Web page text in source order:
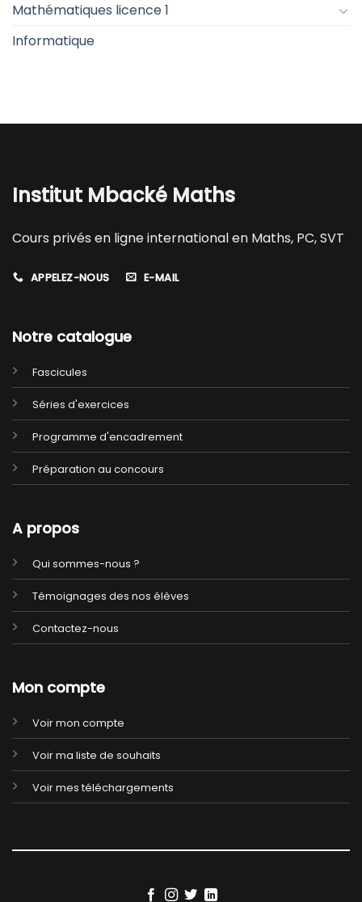
Mathématiques licence 1
Informatique
Institut Mbacké Maths
Cours privés en ligne international en Maths, PC, SVT
APPELEZ-NOUS E-MAIL
Notre catalogue
Fascicules
Séries d'exercices
Programme d'encadrement
Préparation au concours
A propos
Qui sommes-nous ?
Témoignages des nos élèves
Contactez-nous
Mon compte
Voir mon compte
Voir ma liste de souhaits
Voir mes téléchargements